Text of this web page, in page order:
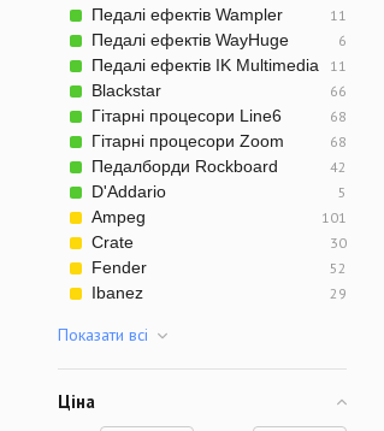
Педалі ефектів Wampler 11
Педалі ефектів WayHuge 6
Педалі ефектів IK Multimedia 11
Blackstar 66
Гітарні процесори Line6 68
Гітарні процесори Zoom 68
Педалборди Rockboard 42
D'Addario 5
Ampeg 101
Crate 30
Fender 52
Ibanez 29
Показати всi
Ціна